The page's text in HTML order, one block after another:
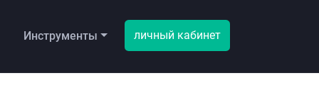
Инструменты личный кабинет